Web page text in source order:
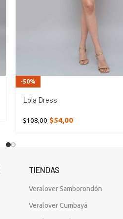
-50%
Lola Dress
$108,00 $54,00
TIENDAS
Veralover Samborondón
Veralover Cumbayá